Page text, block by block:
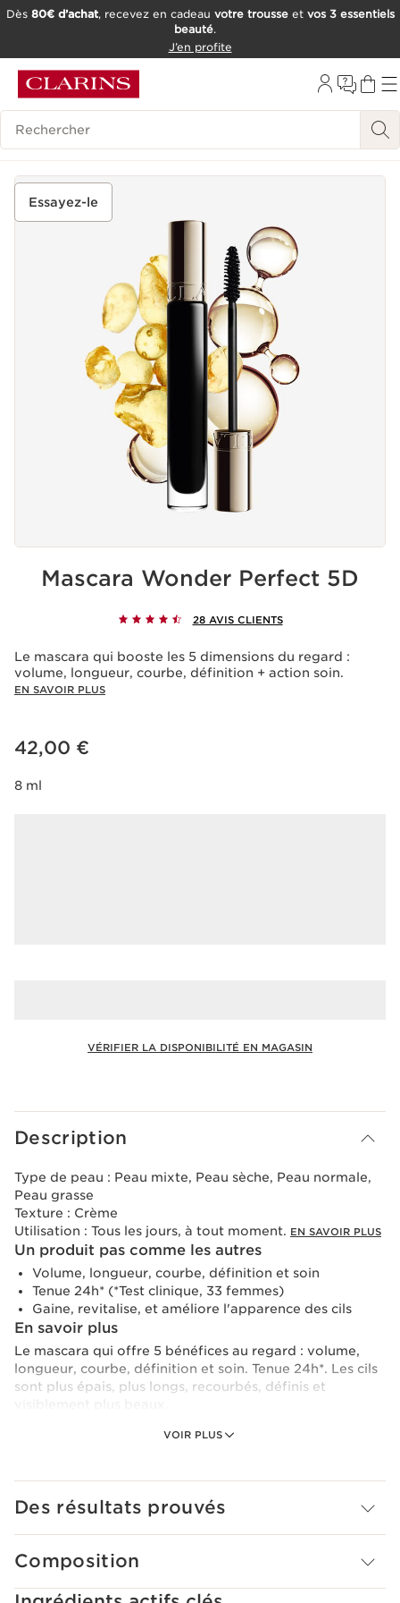
OUTIL D'ACCESSIBILITÉ
Dès 80€ d’achat, recevez en cadeau votre trousseet vos 3 essentiels
beauté.
J’en profite
Historique des recherches
Essayez-le
Mascara Wonder Perfect 5D
28 AVIS CLIENTS
Le mascara qui booste les 5 dimensions du regard :
volume, longueur, courbe, définition + action soin.
EN SAVOIR PLUS
Nouveau prix 42,00 €
42,00 €
8 ml
VÉRIFIER LA DISPONIBILITÉ EN MAGASIN
Description
VOIR PLUS
Type de peau : Peau mixte, Peau sèche, Peau normale,
Peau grasse
Texture : Crème
Utilisation : Tous les jours, à tout moment. EN SAVOIR PLUS
Un produit pas comme les autres
Volume, longueur, courbe, définition et soin
Tenue 24h* (*Test clinique, 33 femmes)
Gaine, revitalise, et améliore l'apparence des cils
En savoir plus
Le mascara qui offre 5 bénéfices au regard : volume,
longueur, courbe, définition et soin. Tenue 24h*. Les cils
sont plus épais, plus longs, recourbés, définis et
Sa brosse experte double fibres dépose la juste dose de
Sa texture modulable permet une intensité sur-mesure,
cours de la journée.
Des résultats prouvés
Composition